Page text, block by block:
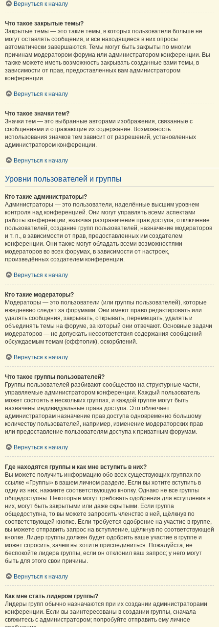
Вернуться к началу
Что такое закрытые темы?
Закрытые темы — это такие темы, в которых пользователи больше не
могут оставлять сообщения, и все находящиеся в них опросы
автоматически завершаются. Темы могут быть закрыты по многим
причинам модератором форума или администратором конференции. Вы
также можете иметь возможность закрывать созданные вами темы, в
зависимости от прав, предоставленных вам администратором
конференции.
Вернуться к началу
Что такое значки тем?
Значки тем — это выбранные авторами изображения, связанные с
сообщениями и отражающие их содержание. Возможность
использования значков тем зависит от разрешений, установленных
администратором конференции.
Вернуться к началу
Уровни пользователей и группы
Кто такие администраторы?
Администраторы — это пользователи, наделённые высшим уровнем
контроля над конференцией. Они могут управлять всеми аспектами
работы конференции, включая разграничение прав доступа, отключение
пользователей, создание групп пользователей, назначение модераторов
и т. п., в зависимости от прав, предоставленных им создателем
конференции. Они также могут обладать всеми возможностями
модераторов во всех форумах, в зависимости от настроек,
произведённых создателем конференции.
Вернуться к началу
Кто такие модераторы?
Модераторы — это пользователи (или группы пользователей), которые
ежедневно следят за форумами. Они имеют право редактировать или
удалять сообщения, закрывать, открывать, перемещать, удалять и
объединять темы на форуме, за который они отвечают. Основные задачи
модераторов — не допускать несоответствия содержания сообщений
обсуждаемым темам (оффтопик), оскорблений.
Вернуться к началу
Что такое группы пользователей?
Группы пользователей разбивают сообщество на структурные части,
управляемые администратором конференции. Каждый пользователь
может состоять в нескольких группах, и каждой группе могут быть
назначены индивидуальные права доступа. Это облегчает
администраторам назначение прав доступа одновременно большому
количеству пользователей, например, изменение модераторских прав
или предоставление пользователям доступа к приватным форумам.
Вернуться к началу
Где находятся группы и как мне вступить в них?
Вы можете получить информацию обо всех существующих группах по
ссылке «Группы» в вашем личном разделе. Если вы хотите вступить в
одну из них, нажмите соответствующую кнопку. Однако не все группы
общедоступны. Некоторые могут требовать одобрения для вступления в
них, могут быть закрытыми или даже скрытыми. Если группа
общедоступна, то вы можете запросить членство в ней, щёлкнув по
соответствующей кнопке. Если требуется одобрение на участие в группе,
вы можете отправить запрос на вступление, щёлкнув по соответствующей
кнопке. Лидер группы должен будет одобрить ваше участие в группе и
может спросить, зачем вы хотите присоединиться. Пожалуйста, не
беспокойте лидера группы, если он отклонил ваш запрос; у него могут
быть для этого свои причины.
Вернуться к началу
Как мне стать лидером группы?
Лидеры групп обычно назначаются при их создании администраторами
конференции. Если вы заинтересованы в создании группы, сначала
свяжитесь с администратором; попробуйте отправить ему личное